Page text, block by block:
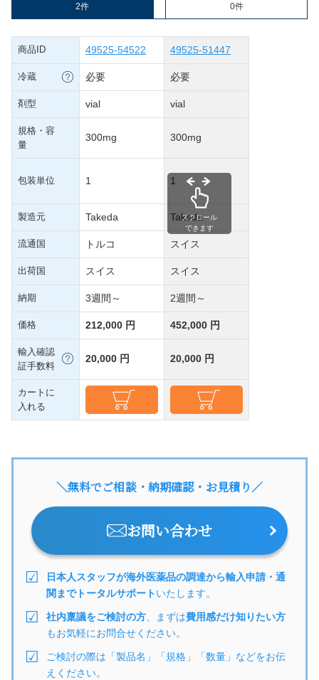
2件 0件
商品ID 49525-54522 49525-51447
冷蔵 必要 必要
剤型 vial vial
規格・容
量
300mg 300mg
包装単位 1 1
製造元 Takeda Takeda
流通国 トルコ スイス
出荷国 スイス スイス
納期 3週間～ 2週間～
価格 212,000 円 452,000 円
輸入確認
証手数料
20,000 円 20,000 円
カートに
入れる
スクロール
できます
＼無料でご相談・納期確認・お見積り／
お問い合わせ
日本人スタッフが海外医薬品の調達から輸入申請・通
関までトータルサポートいたします。
社内稟議をご検討の方 、まずは費用感だけ知りたい方
もお気軽にお問合せください。
ご検討の際は「製品名」「規格」「数量」などをお伝
えください。